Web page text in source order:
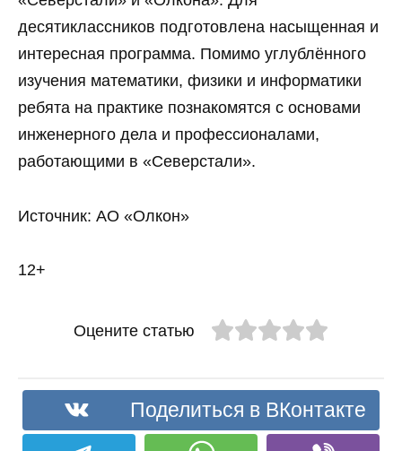
десятиклассников подготовлена насыщенная и
интересная программа. Помимо углублённого
изучения математики, физики и информатики
ребята на практике познакомятся с основами
инженерного дела и профессионалами,
работающими в «Северстали».
Источник: АО «Олкон»
12+
Оцените статью
Поделиться в ВКонтакте